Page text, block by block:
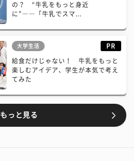
の？ “牛乳をもっと身近
に”――「牛乳でスマ...
大学生活 PR
給食だけじゃない！ 牛乳をもっと
楽しむアイデア、学生が本気で考え
てみた
もっと見る